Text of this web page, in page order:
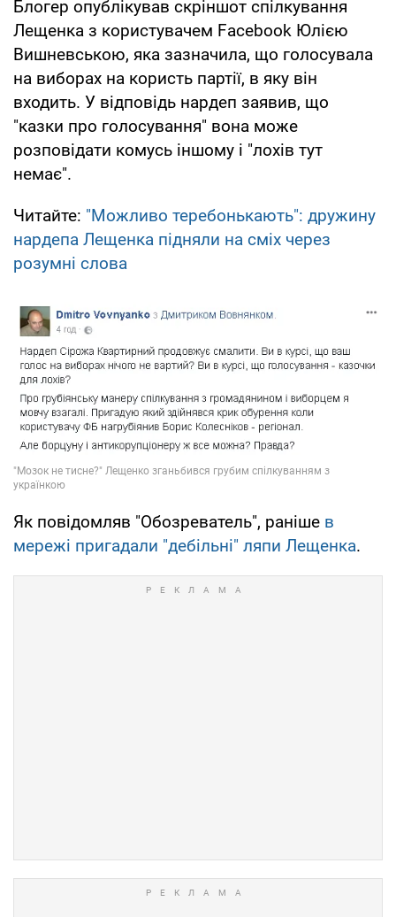
Блогер опублікував скріншот спілкування
Лещенка з користувачем Facebook Юлією
Вишневською, яка зазначила, що голосувала
на виборах на користь партії, в яку він
входить. У відповідь нардеп заявив, що
"казки про голосування" вона може
розповідати комусь іншому і "лохів тут
немає".
Читайте: "Можливо теребонькають": дружину
нардепа Лещенка підняли на сміх через
розумні слова
Як повідомляв "Обозреватель", раніше в
мережі пригадали "дебільні" ляпи Лещенка.